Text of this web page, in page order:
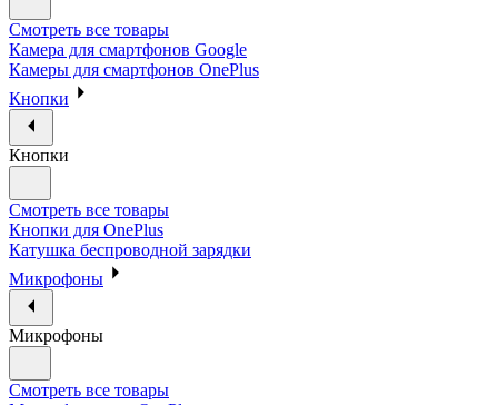
Смотреть все товары
Камера для смартфонов Google
Камеры для смартфонов OnePlus
Кнопки
Кнопки
Смотреть все товары
Кнопки для OnePlus
Катушка беспроводной зарядки
Микрофоны
Микрофоны
Смотреть все товары